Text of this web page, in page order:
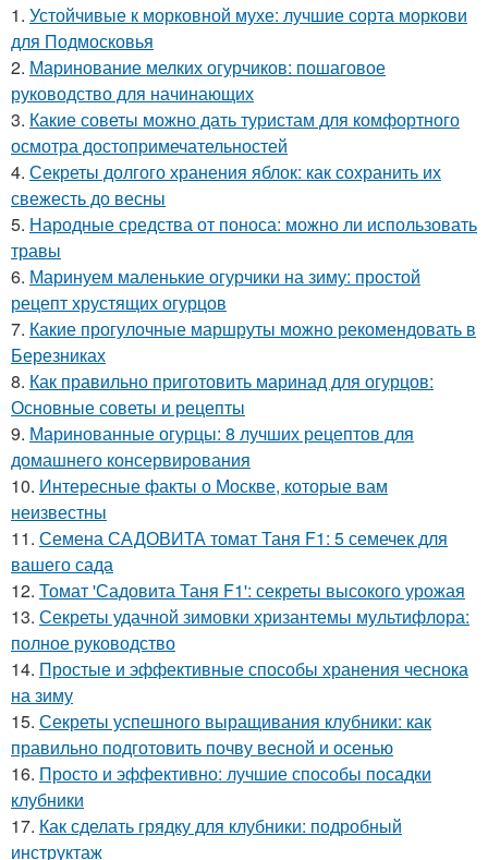
1. Устойчивые к морковной мухе: лучшие сорта моркови
для Подмосковья
2. Маринование мелких огурчиков: пошаговое
руководство для начинающих
3. Какие советы можно дать туристам для комфортного
осмотра достопримечательностей
4. Секреты долгого хранения яблок: как сохранить их
свежесть до весны
5. Народные средства от поноса: можно ли использовать
травы
6. Маринуем маленькие огурчики на зиму: простой
рецепт хрустящих огурцов
7. Какие прогулочные маршруты можно рекомендовать в
Березниках
8. Как правильно приготовить маринад для огурцов:
Основные советы и рецепты
9. Маринованные огурцы: 8 лучших рецептов для
домашнего консервирования
10. Интересные факты о Москве, которые вам
неизвестны
11. Семена САДОВИТА томат Таня F1: 5 семечек для
вашего сада
12. Томат 'Садовита Таня F1': секреты высокого урожая
13. Секреты удачной зимовки хризантемы мультифлора:
полное руководство
14. Простые и эффективные способы хранения чеснока
на зиму
15. Секреты успешного выращивания клубники: как
правильно подготовить почву весной и осенью
16. Просто и эффективно: лучшие способы посадки
клубники
17. Как сделать грядку для клубники: подробный
инструктаж